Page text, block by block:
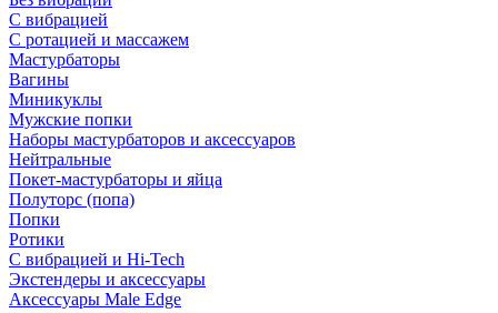
С вибрацией
С ротацией и массажем
Мастурбаторы
Вагины
Миникуклы
Мужские попки
Наборы мастурбаторов и аксессуаров
Нейтральные
Покет-мастурбаторы и яйца
Полуторс (попа)
Попки
Ротики
С вибрацией и Hi-Tech
Экстендеры и аксессуары
Аксессуары Male Edge